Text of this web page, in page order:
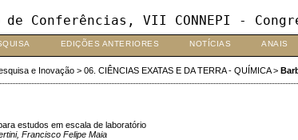
Conferências, VII CONNEPI -
EDIÇÕES ANTERIORES NOTÍCIAS ANAIS
e Inovação> 06. CIÊNCIAS EXATAS E DA TERRA - QUÍMICA>
estudos em escala de laboratório
Francisco Felipe Maia